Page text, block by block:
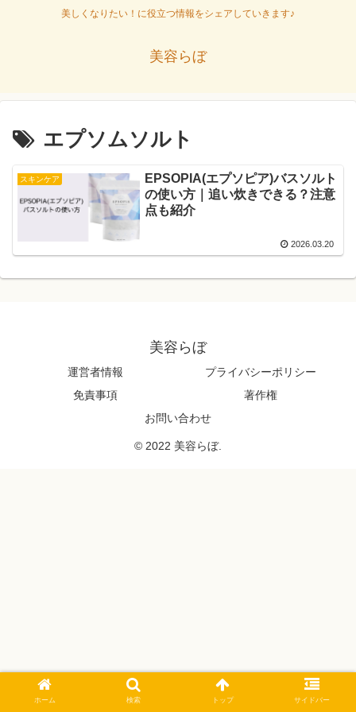
美しくなりたい！に役立つ情報をシェアしていきます♪
美容らぼ
エプソムソルト
スキンケア
EPSOPIA(エプソピア)バスソルト
の使い方｜追い炊きできる？注意
点も紹介
2026.03.20
美容らぼ
運営者情報
プライバシーポリシー
免責事項
著作権
お問い合わせ
© 2022 美容らぼ.
ホーム 検索 トップ サイドバー